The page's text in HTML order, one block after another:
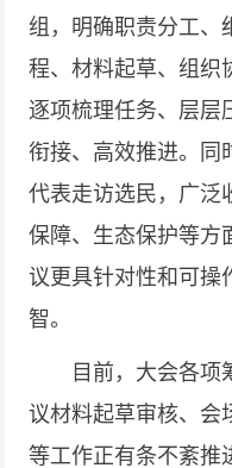
组，明确职责分工、
程、材料起草、组织
逐项梳理任务、层层
衔接、高效推进。同
代表走访选民，广泛
保障、生态保护等方
议更具针对性和可操
智。
目前，大会各项
议材料起草审核、会
等工作正有条不紊推